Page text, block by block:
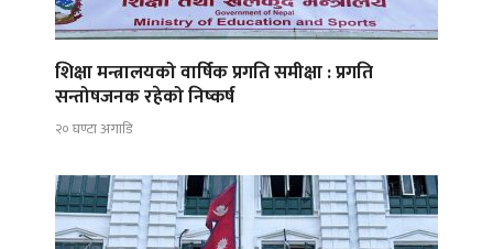
शिक्षा मन्त्रालयको वार्षिक प्रगति समीक्षा : प्रगति
सन्तोषजनक रहेको निष्कर्ष
२० घण्टा अगाडि